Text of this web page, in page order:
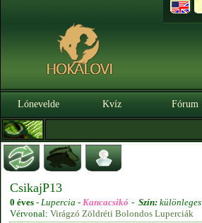
Lónevelde Kvíz Fórum
CsikajP13
0 éves - Lupercia - Kancacsikó - Szín: különleges
Vérvonal: Virágzó Zöldréti Bolondos Luperciák